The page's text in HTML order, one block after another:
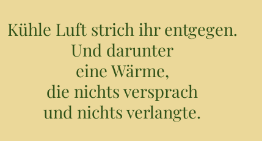
Kühle Luft strich ihr entgegen.
Und darunter
eine Wärme,
die nichts versprach
und nichts verlangte.